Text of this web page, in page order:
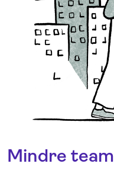
Mindre team